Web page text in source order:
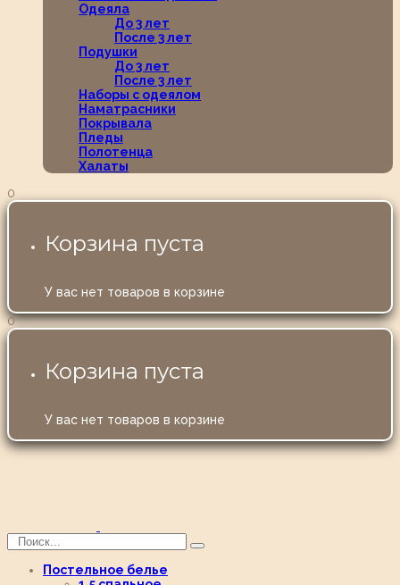
Одеяла
До 3 лет
После 3 лет
Подушки
До 3 лет
После 3 лет
Наборы с одеялом
Наматрасники
Покрывала
Пледы
Полотенца
Халаты
0
Корзина пуста
У вас нет товаров в корзине
0
Корзина пуста
У вас нет товаров в корзине
Постельное белье